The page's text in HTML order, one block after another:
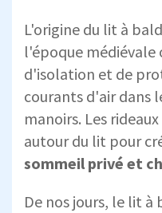
L'origine du lit à
l'époque médiévale
d'isolation et de
courants d'air dans
manoirs. Les
autour du lit pour
sommeil privé et
De nos jours, le lit